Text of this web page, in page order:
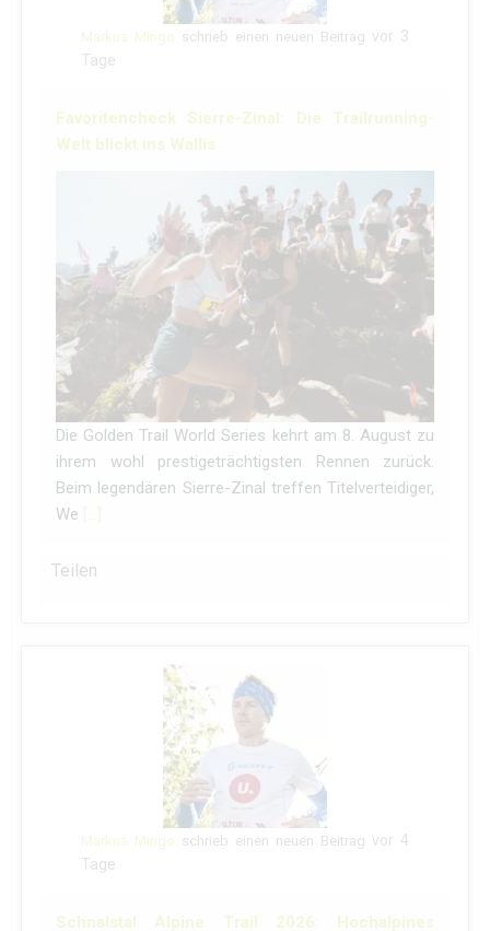
Markus Mingo schrieb einen neuen Beitrag vor 3
Tage
Favoritencheck Sierre-Zinal: Die Trailrunning-
Welt blickt ins Wallis
Die Golden Trail World Series kehrt am 8. August zu
ihrem wohl prestigeträchtigsten Rennen zurück.
Beim legendären Sierre-Zinal treffen Titelverteidiger,
We […]
Teilen
Markus Mingo schrieb einen neuen Beitrag vor 4
Tage
Schnalstal Alpine Trail 2026: Hochalpines